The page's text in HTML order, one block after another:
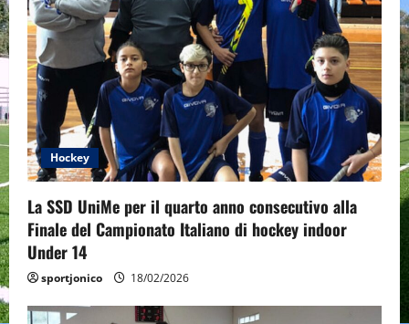
Hockey
La SSD UniMe per il quarto anno consecutivo alla
Finale del Campionato Italiano di hockey indoor
Under 14
sportjonico 18/02/2026